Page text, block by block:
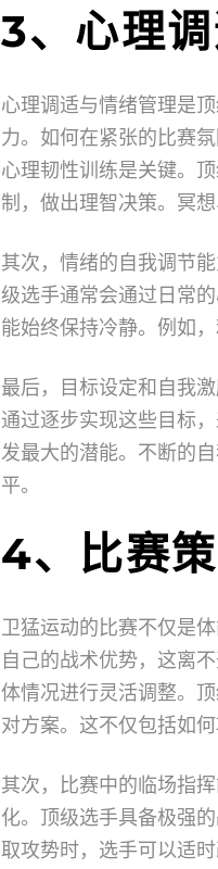
3、心理
心理调适与情绪管理是
力。如何在紧张的比赛
心理韧性训练是关键。
制，做出理智决策。冥
其次，情绪的自我调节
级选手通常会通过日常
能始终保持冷静。例如
最后，目标设定和自我
通过逐步实现这些目标
发最大的潜能。不断的
平。
4、比赛
卫猛运动的比赛不仅是
自己的战术优势，这离
体情况进行灵活调整。
对方案。这不仅包括如
其次，比赛中的临场指
化。顶级选手具备极强
取攻势时，选手可以适